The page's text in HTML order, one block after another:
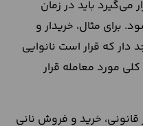
باید در زمان
برای مثال، خریدار و
کنجد دار که قرار است نانوایی
مورد معامله قرار
قانونی، خرید و فروش نانی